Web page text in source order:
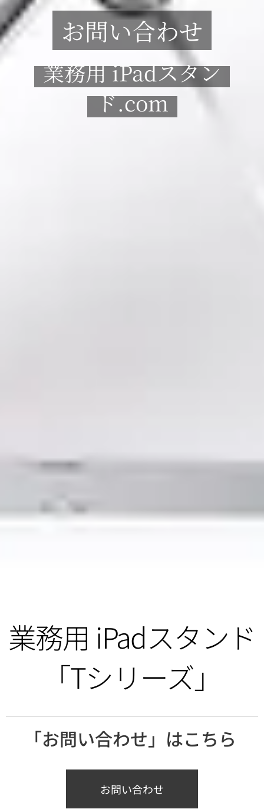
お問い合わせ
業務用 iPadスタン
ド.com
業務用 iPadスタンド
「Tシリーズ」
「お問い合わせ」はこちら
お問い合わせ